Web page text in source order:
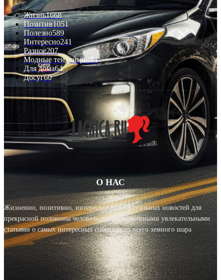
Жизнь1668
Позитив1051
Полезно589
Интересно241
Разное207
Модные тенденции81
Для дома64
Досуг60
О НАС
Жизненно, позитивно, интересно! Блог актуальных новостей для
прекрасной половины человечества с ежедневными увлекательными
статьями о самых интересных событиях со всего земного шара